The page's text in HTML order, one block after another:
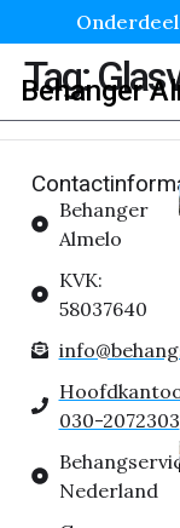
Behanger
Tag:
Behanger
Almelo
KVK:
58037640
030-2072303
Nederland